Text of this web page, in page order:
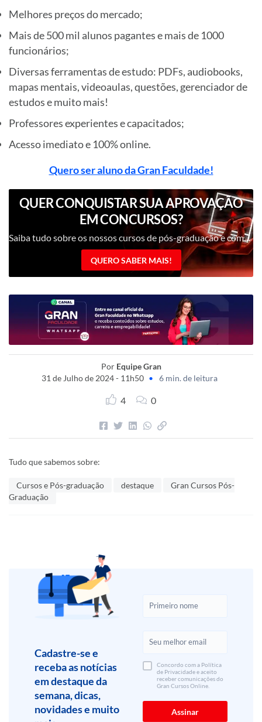
Melhores preços do mercado;
Mais de 500 mil alunos pagantes e mais de 1000
funcionários;
Diversas ferramentas de estudo: PDFs, audiobooks,
mapas mentais, videoaulas, questões, gerenciador de
estudos e muito mais!
Professores experientes e capacitados;
Acesso imediato e 100% online.
Quero ser aluno da Gran Faculdade!
QUER CONQUISTAR SUA APROVAÇÃO
EM CONCURSOS?
Saiba tudo sobre os nossos cursos de pós-graduação e como eles podem te ajudar a conquistar sua aprovação!
QUERO SABER MAIS!
Por Equipe Gran
31 de Julho de 2024 - 11h50 • 6 min. de leitura
4 0
Tudo que sabemos sobre:
Cursos e Pós-graduação destaque
Gran Cursos Pós-
Graduação
Cadastre-se e
receba as notícias
em destaque da
semana, dicas,
novidades e muito
Concordo com a Política
de Privacidade e aceito
receber comunicações do
Gran Cursos Online.